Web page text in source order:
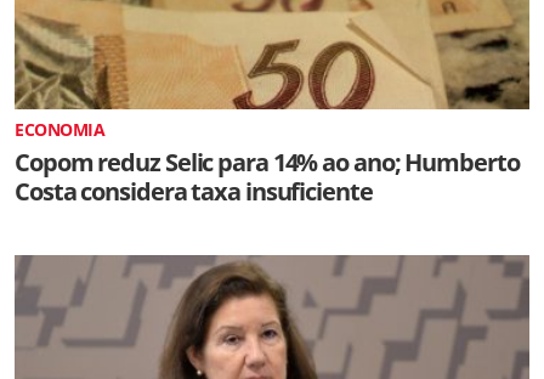
ECONOMIA
Copom reduz Selic para 14% ao ano; Humberto
Costa considera taxa insuficiente